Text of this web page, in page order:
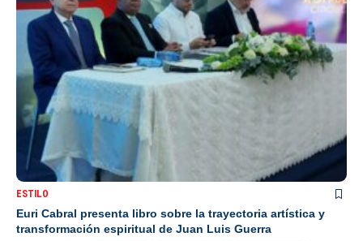
ESTILO
Euri Cabral presenta libro sobre la trayectoria artística y
transformación espiritual de Juan Luis Guerra